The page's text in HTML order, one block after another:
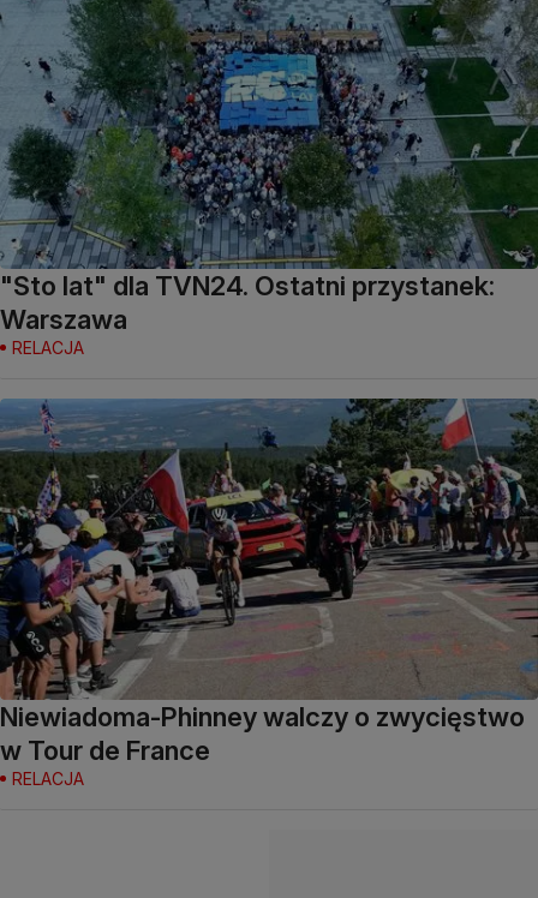
"Sto lat" dla TVN24. Ostatni przystanek:
Warszawa
RELACJA
Niewiadoma-Phinney walczy o zwycięstwo
w Tour de France
RELACJA